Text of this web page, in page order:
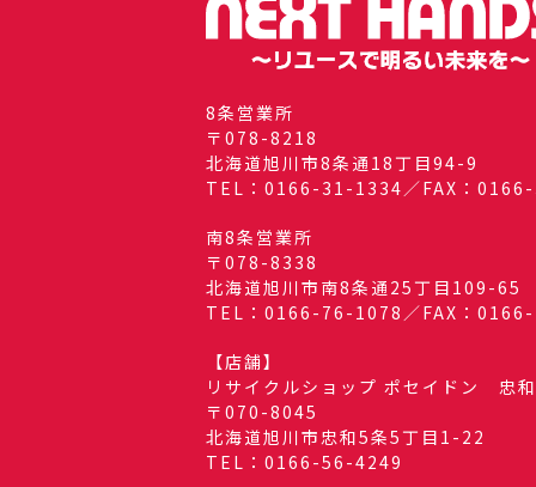
8条営業所
〒078-8218
北海道旭川市8条通18丁目94-9
TEL：0166-31-1334／FAX：
南8条営業所
〒078-8338
北海道旭川市南8条通25丁目109-65
TEL：0166-76-1078／FAX：
【店舗】
リサイクルショップ ポセイドン 忠
〒070-8045
北海道旭川市忠和5条5丁目1-22
TEL：0166-56-4249